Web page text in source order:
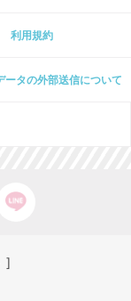
利用規約
ータの外部送信について
]